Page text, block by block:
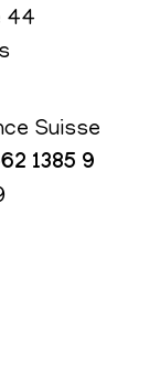
44
Suisse
1385 9